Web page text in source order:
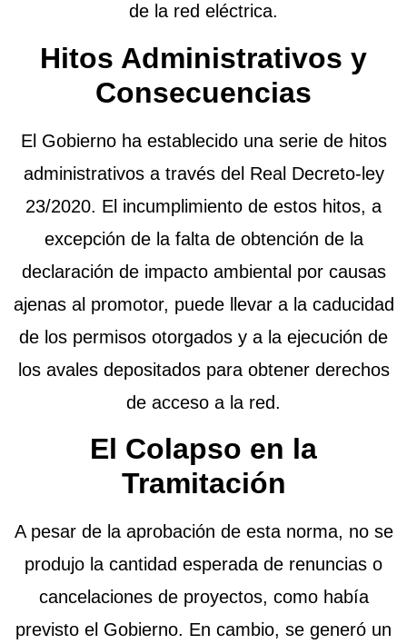
de la red eléctrica.
Hitos Administrativos y
Consecuencias
El Gobierno ha establecido una serie de hitos
administrativos a través del Real Decreto-ley
23/2020. El incumplimiento de estos hitos, a
excepción de la falta de obtención de la
declaración de impacto ambiental por causas
ajenas al promotor, puede llevar a la caducidad
de los permisos otorgados y a la ejecución de
los avales depositados para obtener derechos
de acceso a la red.
El Colapso en la
Tramitación
A pesar de la aprobación de esta norma, no se
produjo la cantidad esperada de renuncias o
cancelaciones de proyectos, como había
previsto el Gobierno. En cambio, se generó un